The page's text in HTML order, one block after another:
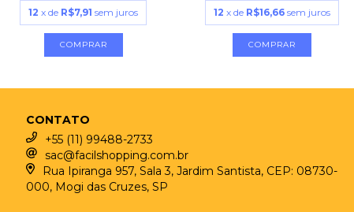
12 x de R$7,91 sem juros 12 x de R$16,66 sem juros
CONTATO
+55 (11) 99488-2733
sac@facilshopping.com.br
Rua Ipiranga 957, Sala 3, Jardim Santista, CEP: 08730-
000, Mogi das Cruzes, SP